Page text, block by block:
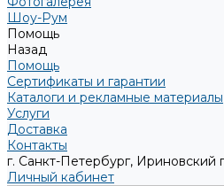
Шоу-Рум
Помощь
Назад
Помощь
Сертификаты и гарантии
Каталоги и рекламные материалы
Услуги
Доставка
Контакты
г. Санкт-Петербург,
Личный кабинет